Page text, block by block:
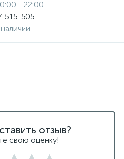
- 22:00
515-505
отзыв?
свою оценку!